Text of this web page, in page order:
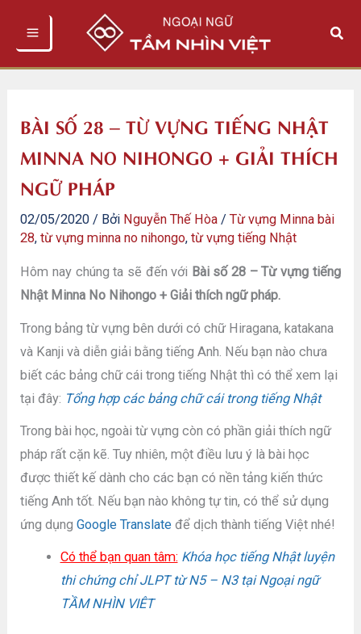
Tìm
BÀI SỐ 28 – TỪ VỰNG TIẾNG NHẬT
MINNA NO NIHONGO + GIẢI THÍCH
NGỮ PHÁP
02/05/2020 / Bởi Nguyễn Thế Hòa /Từ vựng Minna bài
28,từ vựng minna no nihongo,từ vựng tiếng Nhật
Hôm nay chúng ta sẽ đến với Bài số 28 – Từ vựng tiếng
Nhật Minna No Nihongo + Giải thích ngữ pháp.
Trong bảng từ vựng bên dưới có chữ Hiragana, katakana
và Kanji và diễn giải bằng tiếng Anh. Nếu bạn nào chưa
biết các bảng chữ cái trong tiếng Nhật thì có thể xem lại
tại đây: Tổng hợp các bảng chữ cái trong tiếng Nhật
Trong bài học, ngoài từ vựng còn có phần giải thích ngữ
pháp rất cặn kẽ. Tuy nhiên, một điều lưu ý là bài học
được thiết kế dành cho các bạn có nền tảng kiến thức
tiếng Anh tốt. Nếu bạn nào không tự tin, có thể sử dụng
ứng dụngGoogle Translate để dịch thành tiếng Việt nhé!
Có thể bạn quan tâm: Khóa học tiếng Nhật luyện
thi chứng chỉ JLPT từ N5 – N3 tại Ngoại ngữ
TẦM NHÌN VIÊT